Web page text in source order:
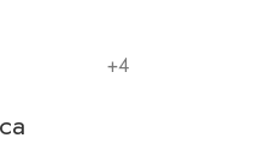
+4